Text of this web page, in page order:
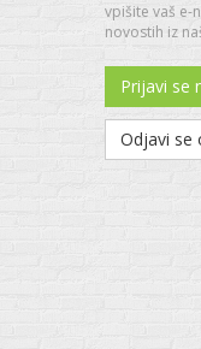
vpišite vaš e-
novostih iz
Prijavi se
Odjavi se